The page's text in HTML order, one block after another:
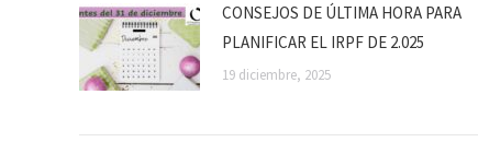
CONSEJOS DE ÚLTIMA HORA PARA
PLANIFICAR EL IRPF DE 2.025
19 diciembre, 2025